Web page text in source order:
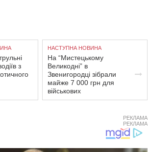
з
НАСТУПНА НОВИНА
На “Мистецькому
Великодні” в
Звенигородці зібрали
майже 7 000 грн для
військових
РЕКЛАМА
РЕКЛАМА